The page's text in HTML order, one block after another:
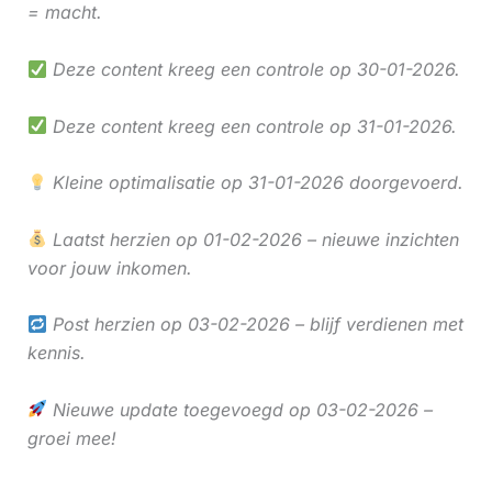
= macht.
Deze content kreeg een controle op 30-01-2026.
Deze content kreeg een controle op 31-01-2026.
Kleine optimalisatie op 31-01-2026 doorgevoerd.
Laatst herzien op 01-02-2026 – nieuwe inzichten
voor jouw inkomen.
Post herzien op 03-02-2026 – blijf verdienen met
kennis.
Nieuwe update toegevoegd op 03-02-2026 –
groei mee!